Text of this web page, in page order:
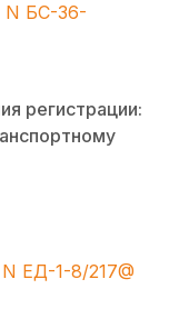
N БС-36-
регистрации:
ЕД-1-8/217@